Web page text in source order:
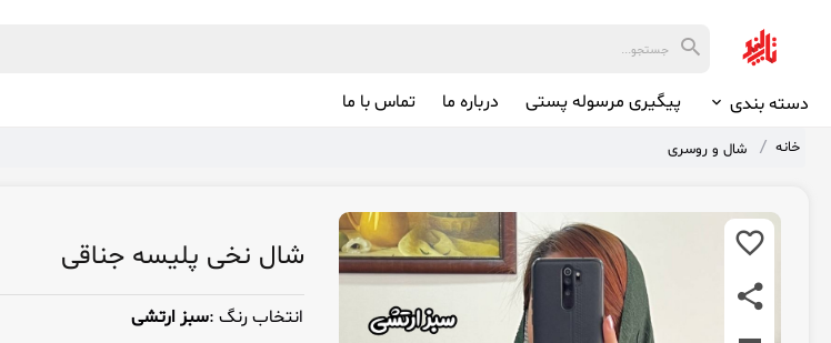
دسته بندی پیگیری مرسوله پستی درباره ما تماس با ما
خانه شال و روسری
شال نخی پلیسه جناقی
انتخاب رنگ :سبز ارتشی